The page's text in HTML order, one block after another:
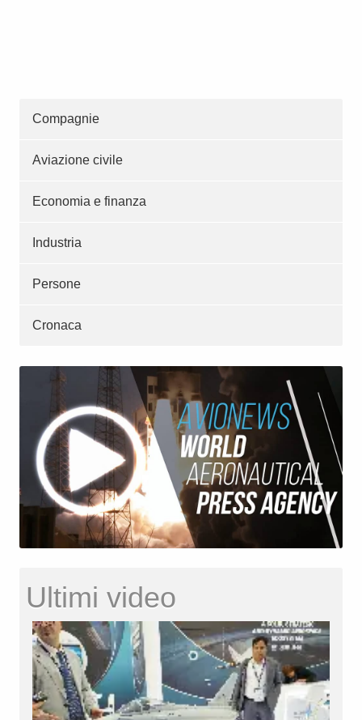
Compagnie
Aviazione civile
Economia e finanza
Industria
Persone
Cronaca
Ultimi video